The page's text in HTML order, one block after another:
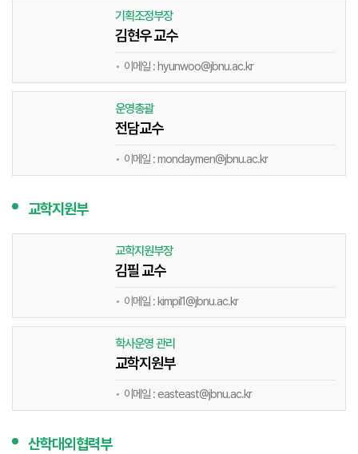
기획조정부장
김현우 교수
이메일 : hyunwoo@jbnu.ac.kr
운영총괄
전담교수
이메일 : mondaymen@jbnu.ac.kr
교학지원부
교학지원부장
김필 교수
이메일 : kimpil1@jbnu.ac.kr
학사운영 관리
교학지원부
이메일 : easteast@jbnu.ac.kr
산학대외협력부